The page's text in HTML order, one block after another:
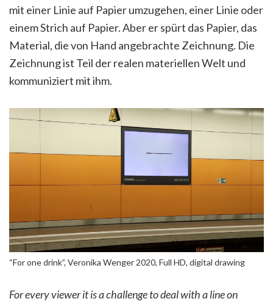
mit einer Linie auf Papier umzugehen, einer Linie oder
einem Strich auf Papier. Aber er spürt das Papier, das
Material, die von Hand angebrachte Zeichnung. Die
Zeichnung ist Teil der realen materiellen Welt und
kommuniziert mit ihm.
“For one drink”, Veronika Wenger 2020, Full HD, digital drawing
For every viewer it is a challenge to deal with a line on